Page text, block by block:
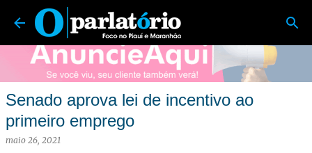
Pular para o conteúdo principal
O Parlatório | Foco no Piauí e Maranhão
Senado aprova lei de incentivo ao
primeiro emprego
maio 26, 2021